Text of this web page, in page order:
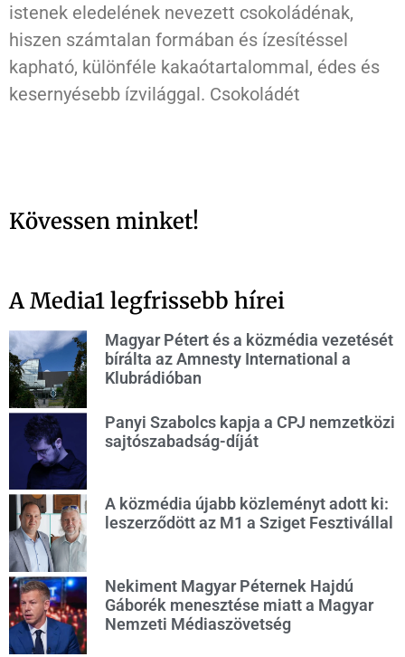
istenek eledelének nevezett csokoládénak,
hiszen számtalan formában és ízesítéssel
kapható, különféle kakaótartalommal, édes és
kesernyésebb ízvilággal. Csokoládét
Kövessen minket!
A Media1 legfrissebb hírei
Magyar Pétert és a közmédia vezetését
bírálta az Amnesty International a
Klubrádióban
Panyi Szabolcs kapja a CPJ nemzetközi
sajtószabadság-díját
A közmédia újabb közleményt adott ki:
leszerződött az M1 a Sziget Fesztivállal
Nekiment Magyar Péternek Hajdú
Gáborék menesztése miatt a Magyar
Nemzeti Médiaszövetség